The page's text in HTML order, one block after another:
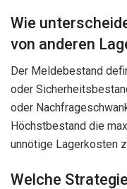
Wie
von anderen
Der Meldebestand
oder
oder
Höchstbestand die
unnötige Lagerkosten
Welche